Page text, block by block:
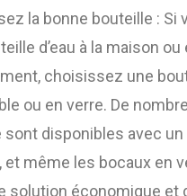
la bonne bouteille : Si
d’eau à la maison ou
choisissez une
ou en verre. De
sont disponibles avec
et même les bocaux en
solution économique et